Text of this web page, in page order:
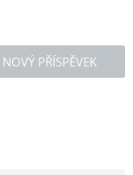
NOVÝ PŘÍSPĚVEK